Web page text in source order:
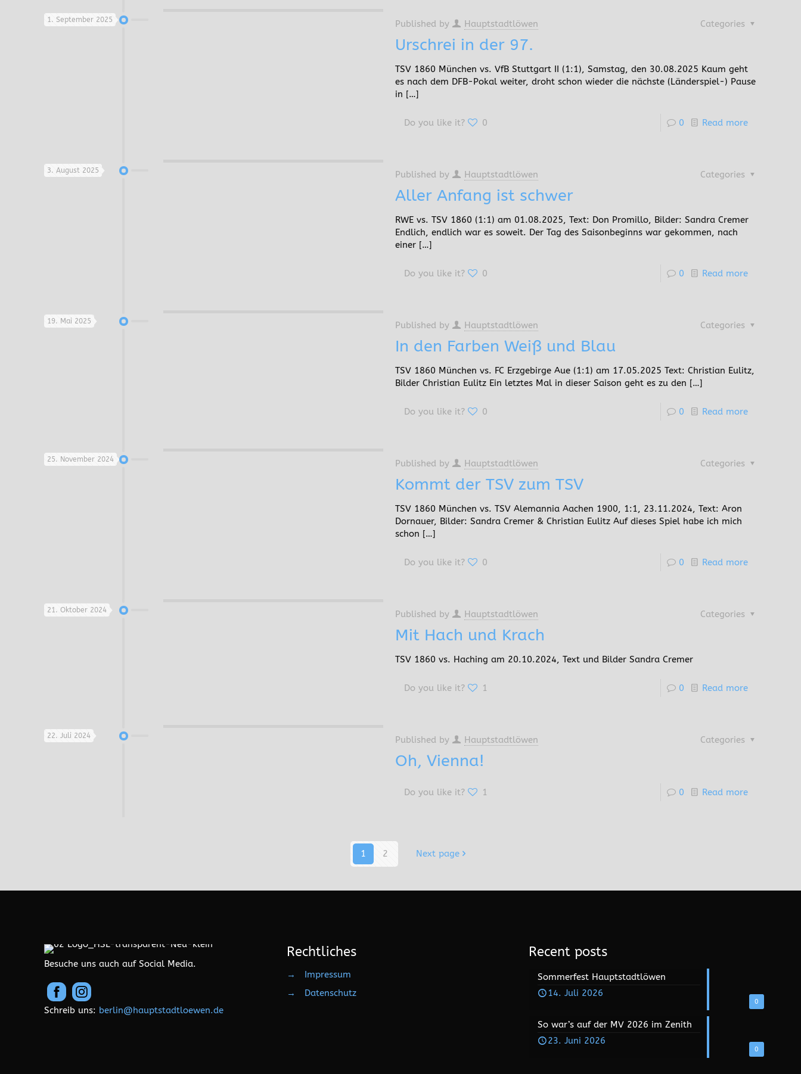
1. September 2025 Published by Hauptstadtlöwen Categories
Urschrei in der 97.
TSV 1860 München vs. VfB Stuttgart II (1:1), Samstag, den 30.08.2025 Kaum geht
es nach dem DFB-Pokal weiter, droht schon wieder die nächste (Länderspiel-) Pause
in […]
Do you like it? 0 0 Read more
3. August 2025 Published by Hauptstadtlöwen Categories
Aller Anfang ist schwer
RWE vs. TSV 1860 (1:1) am 01.08.2025, Text: Don Promillo, Bilder: Sandra Cremer
Endlich, endlich war es soweit. Der Tag des Saisonbeginns war gekommen, nach
einer[…]
Do you like it? 0 0 Read more
19. Mai 2025 Published by Hauptstadtlöwen Categories
In den Farben Weiß und Blau
TSV 1860 München vs. FC Erzgebirge Aue (1:1) am 17.05.2025 Text: Christian Eulitz,
Bilder Christian Eulitz Ein letztes Mal in dieser Saison geht es zu den […]
Do you like it? 0 0 Read more
25. November 2024 Published by Hauptstadtlöwen Categories
Kommt der TSV zum TSV
TSV 1860 München vs. TSV Alemannia Aachen 1900, 1:1, 23.11.2024, Text: Aron
Dornauer, Bilder: Sandra Cremer & Christian Eulitz Auf dieses Spiel habe ich mich
schon […]
Do you like it? 0 0 Read more
21. Oktober 2024 Published by Hauptstadtlöwen Categories
Mit Hach und Krach
TSV 1860 vs. Haching am 20.10.2024, Text und Bilder Sandra Cremer
Do you like it? 1 0 Read more
22. Juli 2024 Published by Hauptstadtlöwen Categories
Oh, Vienna!
Do you like it? 1 0 Read more
1 2 Next page
Besuche uns auch auf Social Media.
Schreib uns: berlin@hauptstadtloewen.de
Rechtliches
→
Impressum
→
Datenschutz
Recent posts
0
Sommerfest Hauptstadtlöwen
14. Juli 2026
0
So war’s auf der MV 2026 im Zenith
23. Juni 2026